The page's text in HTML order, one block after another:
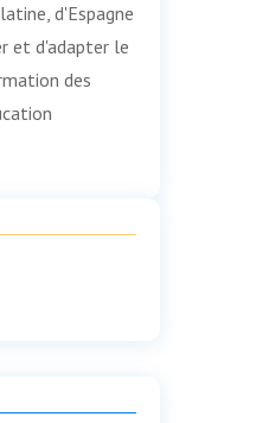
d'Espagne
et d'adapter le
des